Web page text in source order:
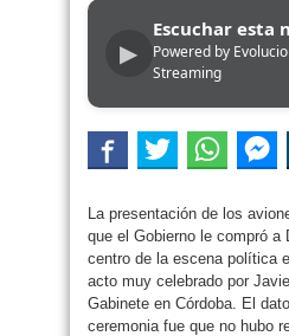
▶
Escuchar esta
Powered by
Streaming
La presentación de los
que el Gobierno le compró a
centro de la escena política
acto muy celebrado por
Gabinete en Córdoba. El
ceremonia fue que no hubo